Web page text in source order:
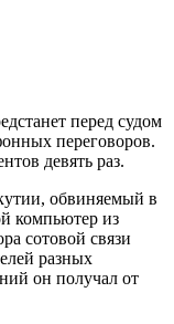
перед судом
переговоров.
девять раз.
обвиняемый в
компьютер из
сотовой связи
разных
он получал от